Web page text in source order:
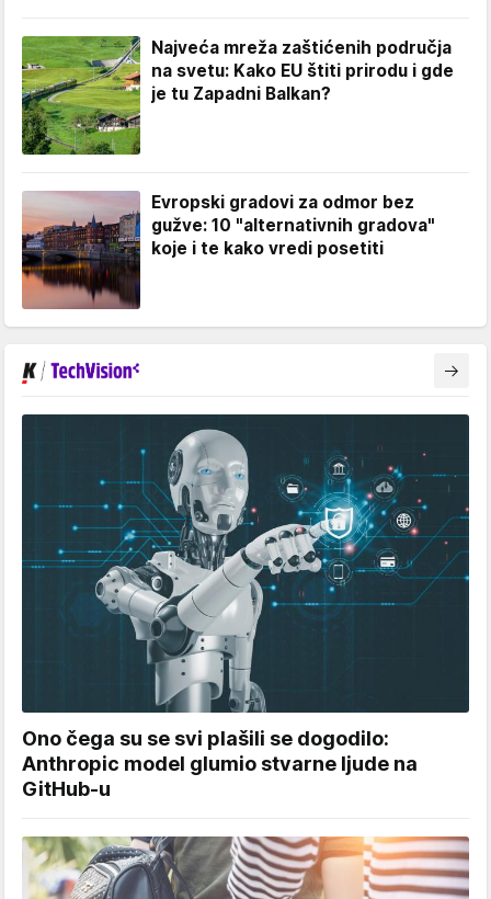
Najveća mreža zaštićenih područja
na svetu: Kako EU štiti prirodu i gde
je tu Zapadni Balkan?
Evropski gradovi za odmor bez
gužve: 10 "alternativnih gradova"
koje i te kako vredi posetiti
Ono čega su se svi plašili se dogodilo:
Anthropic model glumio stvarne ljude na
GitHub-u